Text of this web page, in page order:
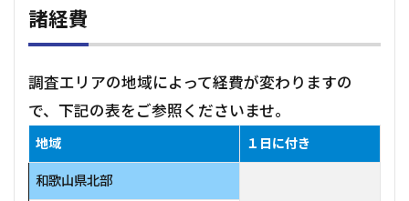
諸経費
調査エリアの地域によって経費が変わりますの
で、下記の表をご参照くださいませ。
地域 １日に付き
和歌山県北部